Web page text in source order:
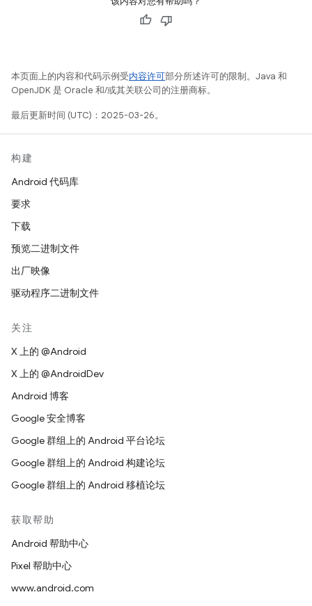
本页面上的内容和代码示例受内容许可部分所述许可的限制。Java 和
OpenJDK 是 Oracle 和/或其关联公司的注册商标。
最后更新时间 (UTC)：2025-03-26。
构建
Android 代码库
要求
下载
预览二进制文件
出厂映像
驱动程序二进制文件
关注
X 上的 @Android
X 上的 @AndroidDev
Android 博客
Google 安全博客
Google 群组上的 Android 平台论坛
Google 群组上的 Android 构建论坛
Google 群组上的 Android 移植论坛
获取帮助
Android 帮助中心
Pixel 帮助中心
www.android.com